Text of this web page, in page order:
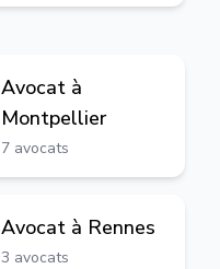
Avocat à
Montpellier
7 avocats
Avocat à Rennes
3 avocats